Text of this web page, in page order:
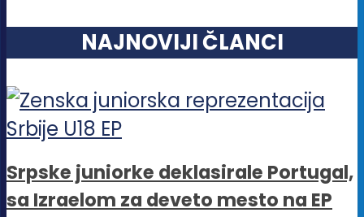
NAJNOVIJI ČLANCI
Srpske juniorke deklasirale Portugal,
sa Izraelom za deveto mesto na EP